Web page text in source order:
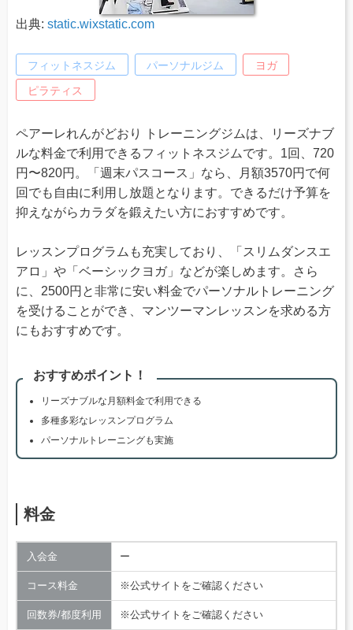
出典: static.wixstatic.com
フィットネスジム パーソナルジム ヨガ
ピラティス
ペアーレれんがどおり トレーニングジムは、リーズナブ
ルな料金で利用できるフィットネスジムです。1回、720
円〜820円。「週末パスコース」なら、月額3570円で何
回でも自由に利用し放題となります。できるだけ予算を
抑えながらカラダを鍛えたい方におすすめです。
レッスンプログラムも充実しており、「スリムダンスエ
アロ」や「ベーシックヨガ」などが楽しめます。さら
に、2500円と非常に安い料金でパーソナルトレーニング
を受けることができ、マンツーマンレッスンを求める方
にもおすすめです。
おすすめポイント！
リーズナブルな月額料金で利用できる
多種多彩なレッスンプログラム
パーソナルトレーニングも実施
料金
入会金 ー
コース料金 ※公式サイトをご確認ください
回数券/都度利用 ※公式サイトをご確認ください